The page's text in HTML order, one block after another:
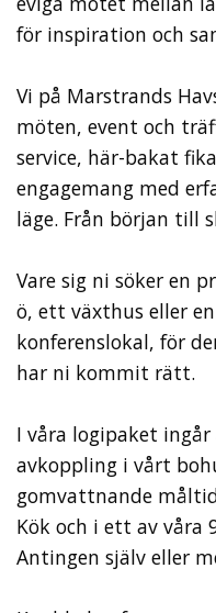
för inspiration och
Vi på Marstrands
möten, event och
service, här-bakat
engagemang med
läge. Från början till
Vare sig ni söker en
ö, ett växthus eller
konferenslokal, för
har ni kommit rätt.
I våra logipaket
avkoppling i vårt
gomvattnande
Kök och i ett av våra
Antingen själv eller